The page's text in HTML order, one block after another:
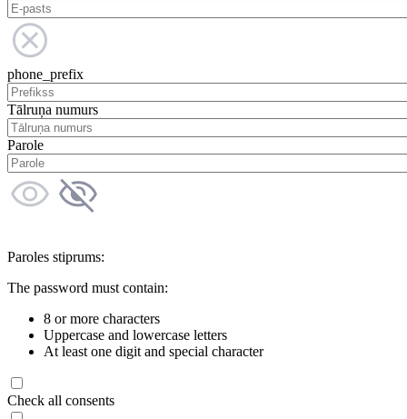
phone_prefix
Tālruņa numurs
Parole
Paroles stiprums:
The password must contain:
8 or more characters
Uppercase and lowercase letters
At least one digit and special character
Check all consents